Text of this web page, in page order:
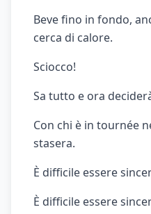
Beve fino in fondo,
cerca di calore.
Sciocco!
Sa tutto e ora
Con chi è in tournée
stasera.
È difficile essere
È difficile essere